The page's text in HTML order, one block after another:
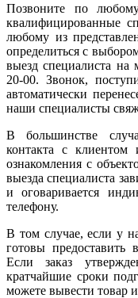
Позвоните по
квалифицированные
любому из
определиться с
выезд специалиста
20-00. Звонок,
автоматически
наши специалисты
В большинстве
контакта с клиентом
ознакомления с
выезда специалиста
и оговаривается
телефону.
В том случае, если у
готовы
Если заказ
кратчайшие сроки
можете вывести товар